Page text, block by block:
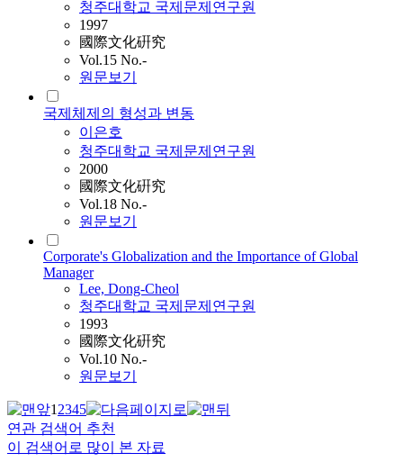
청주대학교 국제문제연구원
1997
國際文化硏究
Vol.15 No.-
원문보기
국제체제의 형성과 변동
이은호
청주대학교 국제문제연구원
2000
國際文化硏究
Vol.18 No.-
원문보기
Corporate's Globalization and the Importance of Global
Manager
Lee, Dong-Cheol
청주대학교 국제문제연구원
1993
國際文化硏究
Vol.10 No.-
원문보기
12345
연관 검색어 추천
이 검색어로 많이 본 자료